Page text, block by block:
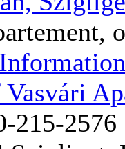
215-2576